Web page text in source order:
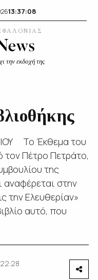
13:37:09
την εκδοχή της
Το Έκθεμα του
τον Πέτρο Πετράτο,
της
αναφέρεται στην
την Ελευθερίαν»
αυτό, που